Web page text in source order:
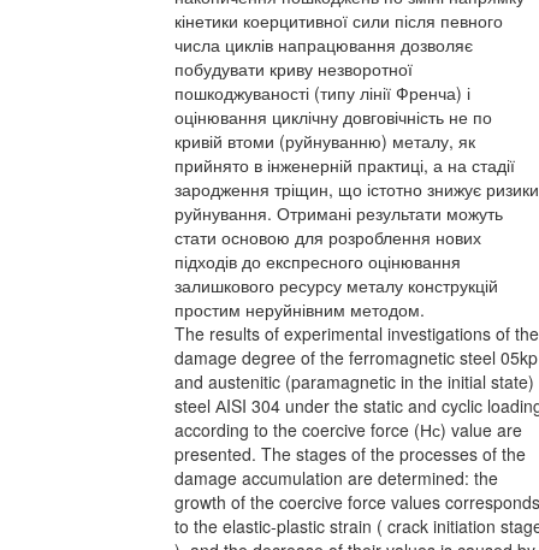
кінетики коерцитивної сили після певного
числа циклів напрацювання дозволяє
побудувати криву незворотної
пошкоджуваності (типу лінії Френча) і
оцінювання циклічну довговічність не по
кривій втоми (руйнуванню) металу, як
прийнято в інженерній практиці, а на стадії
зародження тріщин, що істотно знижує ризики
руйнування. Отримані результати можуть
стати основою для розроблення нових
підходів до експресного оцінювання
залишкового ресурсу металу конструкцій
простим неруйнівним методом.
The results of experimental investigations of the
damage degree of the ferromagnetic steel 05kp
and austenitic (paramagnetic in the initial state)
steel АISI 304 under the static and cyclic
according to the coercive force (Нс) value are
presented. The stages of the processes of the
damage accumulation are determined: the
growth of the coercive force values corresponds
to the elastic-plastic strain ( crack initiation